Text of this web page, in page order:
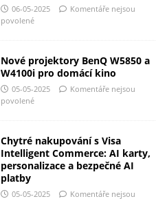
06-05-2025
Komentáře nejsou
povolené
Nové projektory BenQ W5850 a
W4100i pro domácí kino
05-05-2025
Komentáře nejsou
povolené
Chytré nakupování s Visa
Intelligent Commerce: AI karty,
personalizace a bezpečné AI
platby
05-05-2025 Komentáře nejsou